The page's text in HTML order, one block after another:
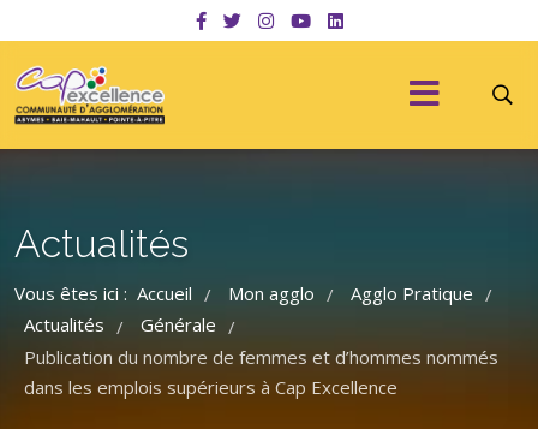
Actualités
Vous êtes ici : Accueil / Mon agglo / Agglo Pratique /
Actualités / Générale /
Publication du nombre de femmes et d’hommes nommés
dans les emplois supérieurs à Cap Excellence